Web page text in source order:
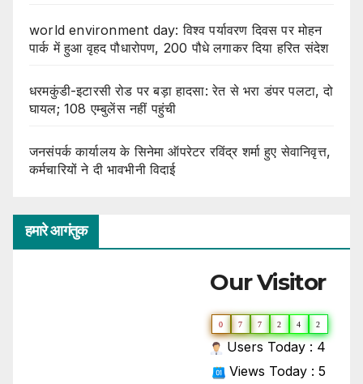
world environment day: विश्व पर्यावरण दिवस पर मोहन
पार्क में हुआ वृहद पौधारोपण, 200 पौधे लगाकर दिया हरित संदेश
धरमकुंडी-इटारसी रोड पर बड़ा हादसा: रेत से भरा डंपर पलटा, दो
घायल; 108 एम्बुलेंस नहीं पहुंची
जनसंपर्क कार्यालय के सिनेमा ऑपरेटर रविंद्र शर्मा हुए सेवानिवृत्त,
कर्मचारियों ने दी भावभीनी विदाई
हमारे आगंतुक
Our Visitor
0 7 7 2 4 2
Users Today : 4
Views Today : 5